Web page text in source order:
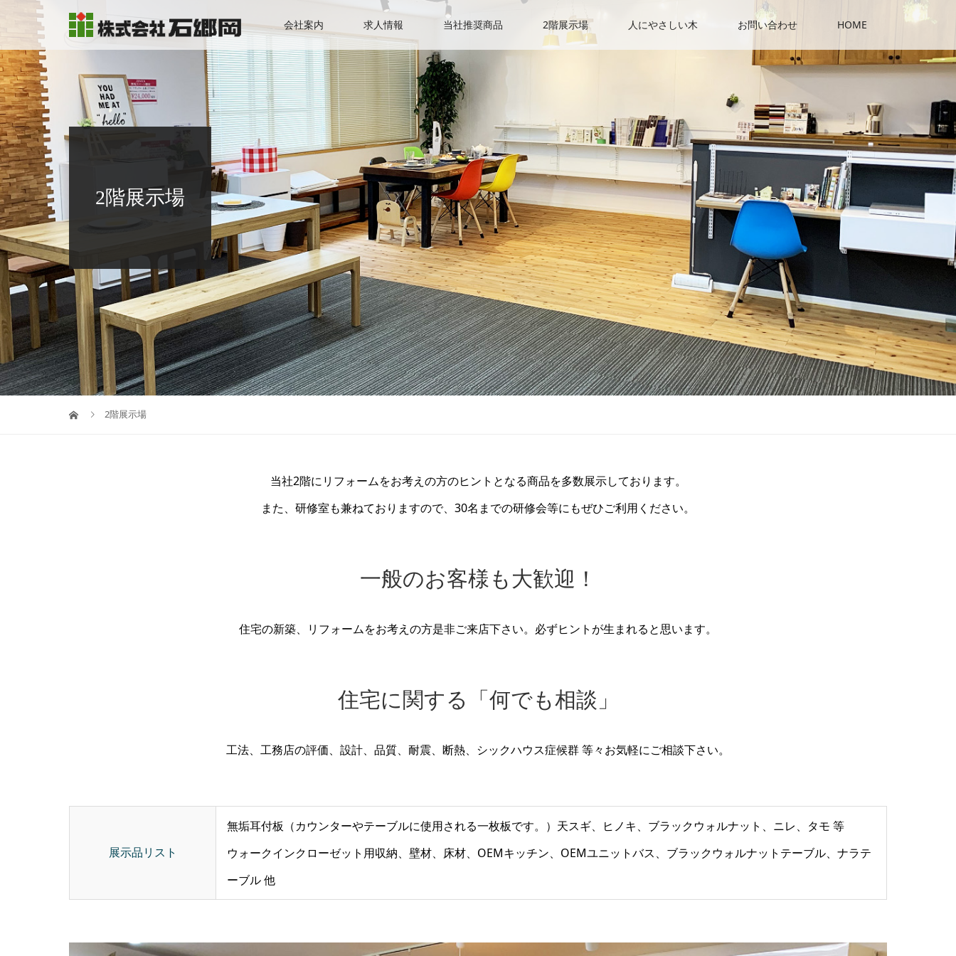
会社案内 求人情報 当社推奨商品 2階展示場 人にやさしい木 お問い合わせ HOME
2階展示場
2階展示場
当社2階にリフォームをお考えの方のヒントとなる商品を多数展示しております。
また、研修室も兼ねておりますので、30名までの研修会等にもぜひご利用ください。
一般のお客様も大歓迎！
住宅の新築、リフォームをお考えの方是非ご来店下さい。必ずヒントが生まれると思います。
住宅に関する「何でも相談」
工法、工務店の評価、設計、品質、耐震、断熱、シックハウス症候群 等々お気軽にご相談下さい。
展示品リスト
無垢耳付板（カウンターやテーブルに使用される一枚板です。）天スギ、ヒノキ、ブラックウォルナット、ニレ、タモ 等
ウォークインクローゼット用収納、壁材、床材、OEMキッチン、OEMユニットバス、ブラックウォルナットテーブル、ナラテ
ーブル 他